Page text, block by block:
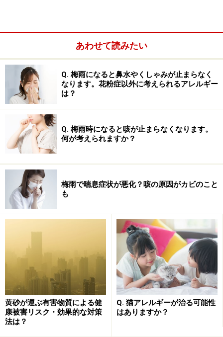
眼球結膜充血（がんきゅうけつまくじゅうけつ：目
の白目の部分が充血して赤い）
咽頭発赤
（いんとうほっせき：のどが赤くなる）
のどの痛み
発疹（小さな赤い発疹）
イチゴ舌 （舌が真っ赤になり、まるでイチゴの様で
す）
など
あわせて読みたい
Q. 梅雨になると鼻水やくしゃみが止まらなく
なります。花粉症以外に考えられるアレルギー
は？
Q. 梅雨時になると咳が止まらなくなります。
何が考えられますか？
梅雨で喘息症状が悪化？咳の原因がカビのこと
も
黄砂が運ぶ有害物質による健
康被害リスク・効果的な対策
法は？
Q. 猫アレルギーが治る可能性
はありますか？